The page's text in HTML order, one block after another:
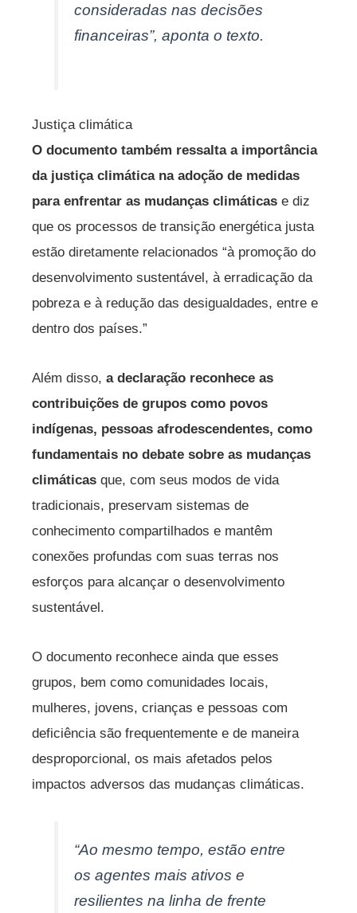
consideradas nas decisões
financeiras”, aponta o texto.
Justiça climática
O documento também ressalta a importância
da justiça climática na adoção de medidas
para enfrentar as mudanças climáticas e diz
que os processos de transição energética justa
estão diretamente relacionados “à promoção do
desenvolvimento sustentável, à erradicação da
pobreza e à redução das desigualdades, entre e
dentro dos países.”
Além disso, a declaração reconhece as
contribuições de grupos como povos
indígenas, pessoas afrodescendentes, como
fundamentais no debate sobre as mudanças
climáticas que, com seus modos de vida
tradicionais, preservam sistemas de
conhecimento compartilhados e mantêm
conexões profundas com suas terras nos
esforços para alcançar o desenvolvimento
sustentável.
O documento reconhece ainda que esses
grupos, bem como comunidades locais,
mulheres, jovens, crianças e pessoas com
deficiência são frequentemente e de maneira
desproporcional, os mais afetados pelos
impactos adversos das mudanças climáticas.
“Ao mesmo tempo, estão entre
os agentes mais ativos e
resilientes na linha de frente